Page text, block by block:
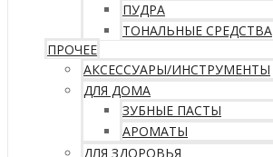
ПУДРА
ТОНАЛЬНЫЕ СРЕДСТВА
ПРОЧЕЕ
АКСЕССУАРЫ/ИНСТРУМЕНТЫ
ДЛЯ ДОМА
ЗУБНЫЕ ПАСТЫ
АРОМАТЫ
ДЛЯ ЗДОРОВЬЯ